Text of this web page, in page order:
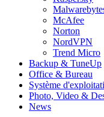
McAfee
Norton
NordVPN
Trend Micro
Backup & TuneUp
Office & Bureau
Système
Photo, Video &
News